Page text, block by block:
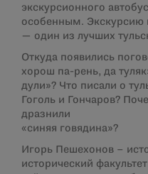
экскурсионного
особенным. Экскурсию
— один из лучших
Откуда появились
хорош па-рень, да
дули»? Что писали о
Гоголь и Гончаров?
дразнили
«синяя говядина»?
Игорь Пешехонов –
исторический